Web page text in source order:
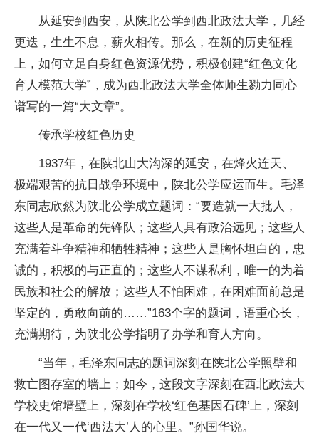
从延安到西安，从陕北公学到西北政法大学，几经
更迭，生生不息，薪火相传。那么，在新的历史征程
上，如何立足自身红色资源优势，积极创建“红色文化
育人模范大学”，成为西北政法大学全体师生勠力同心
谱写的一篇“大文章”。
传承学校红色历史
1937年，在陕北山大沟深的延安，在烽火连天、
极端艰苦的抗日战争环境中，陕北公学应运而生。毛泽
东同志欣然为陕北公学成立题词：“要造就一大批人，
这些人是革命的先锋队；这些人具有政治远见；这些人
充满着斗争精神和牺牲精神；这些人是胸怀坦白的，忠
诚的，积极的与正直的；这些人不谋私利，唯一的为着
民族和社会的解放；这些人不怕困难，在困难面前总是
坚定的，勇敢向前的……”163个字的题词，语重心长，
充满期待，为陕北公学指明了办学和育人方向。
“当年，毛泽东同志的题词深刻在陕北公学照壁和
救亡图存室的墙上；如今，这段文字深刻在西北政法大
学校史馆墙壁上，深刻在学校‘红色基因石碑’上，深刻
在一代又一代‘西法大’人的心里。”孙国华说。